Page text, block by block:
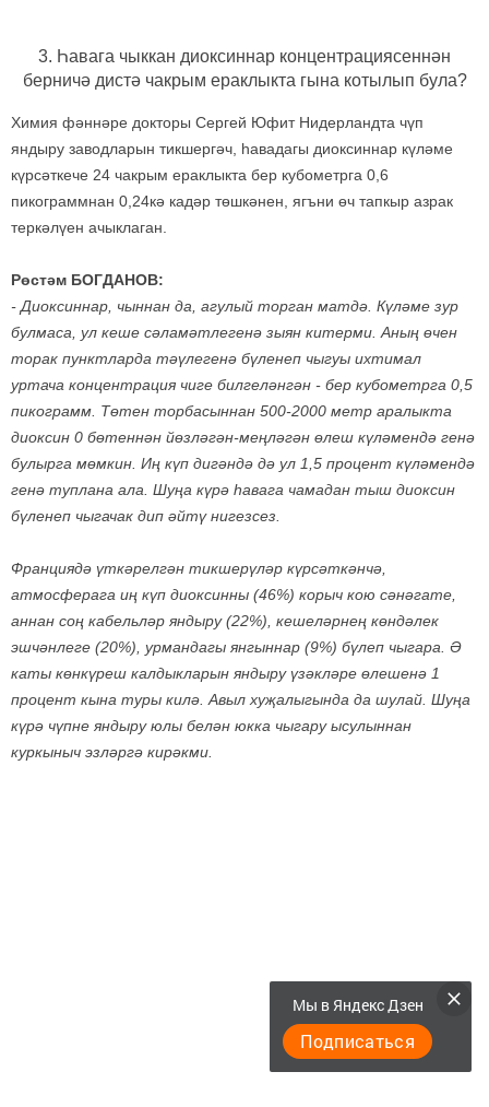
3. Һавага чыккан диоксиннар концентрациясеннән
берничә дистә чакрым ераклыкта гына котылып була?
Химия фәннәре докторы Сергей Юфит Нидерландта чүп
яндыру заводларын тикшергәч, һавадагы диоксиннар күләме
күрсәткече 24 чакрым ераклыкта бер кубометрга 0,6
пикограммнан 0,24кә кадәр төшкәнен, ягъни өч тапкыр азрак
теркәлүен ачыклаган.
Рөстәм БОГДАНОВ:
- Диоксиннар, чыннан да, агулый торган матдә. Күләме зур
булмаса, ул кеше сәламәтлегенә зыян китерми. Аның өчен
торак пунктларда тәүлегенә бүленеп чыгуы ихтимал
уртача концентрация чиге билгеләнгән - бер кубометрга 0,5
пикограмм. Төтен торбасыннан 500-2000 метр аралыкта
диоксин 0 бөтеннән йөзләгән-меңләгән өлеш күләмендә генә
булырга мөмкин. Иң күп дигәндә дә ул 1,5 процент күләмендә
генә туплана ала. Шуңа күрә һавага чамадан тыш диоксин
бүленеп чыгачак дип әйтү нигезсез.
Франциядә үткәрелгән тикшерүләр күрсәткәнчә,
атмосферага иң күп диоксинны (46%) корыч кою сәнәгате,
аннан соң кабельләр яндыру (22%), кешеләрнең көндәлек
эшчәнлеге (20%), урмандагы янгыннар (9%) бүлеп чыгара. Ә
каты көнкүреш калдыкларын яндыру үзәкләре өлешенә 1
процент кына туры килә. Авыл хуҗалыгында да шулай. Шуңа
күрә чүпне яндыру юлы белән юкка чыгару ысулыннан
куркыныч эзләргә кирәкми.
Мы в Яндекс Дзен
Подписаться